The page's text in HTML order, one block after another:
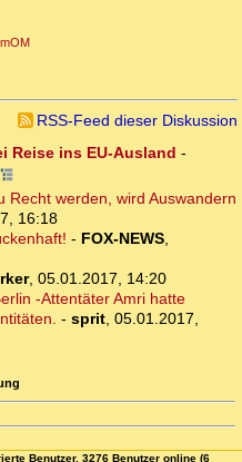
RSS-Feed dieser Diskussion
Reise ins EU-Ausland -
Recht werden, wird Auswandern
16:18
- FOX-NEWS,
, 05.01.2017, 14:20
-Attentäter Amri hatte
- sprit, 05.01.2017,
Benutzer, 3276 Benutzer online (6